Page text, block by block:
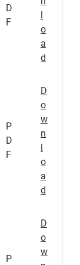
D
F
l
o
a
d
P
D
F
D
o
w
n
l
o
a
d
P
D
o
w